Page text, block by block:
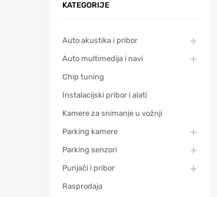
KATEGORIJE
Auto akustika i pribor
Auto multimedija i navi
Chip tuning
Instalacijski pribor i alati
Kamere za snimanje u vožnji
Parking kamere
Parking senzori
Punjači i pribor
Rasprodaja